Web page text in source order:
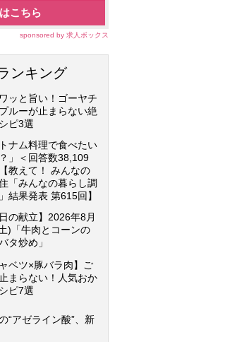
こちら
sponsored by 求人ボックス
ンキング
ッと旨い！ゴーヤチ
ルーが止まらない絶
ピ3選
トナム料理で食べたい
」＜回答数38,109
教えて！ みんなの
「みんなの暮らし調
結果発表 第615回】
日の献立】2026年8月
)「牛肉とコーンの
タ炒め」
ャベツ×豚バラ肉】ご
まらない！人気おか
ピ7選
“アゼライン酸”、新